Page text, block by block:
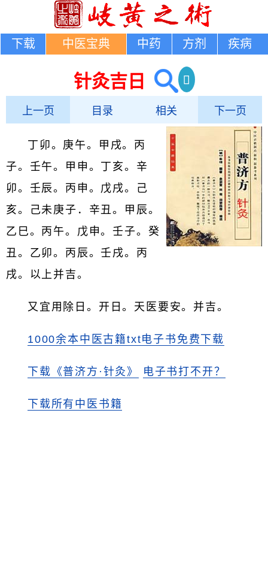
下载 中医宝典 中药 方剂 疾病
针灸吉日
上一页 目录 相关 下一页
丁卯。庚午。甲戌。丙
子。壬午。甲申。丁亥。辛
卯。壬辰。丙申。戊戌。己
亥。己未庚子．辛丑。甲辰。
乙巳。丙午。戊申。壬子。癸
丑。乙卯。丙辰。壬戌。丙
戌。以上并吉。
又宜用除日。开日。天医要安。并吉。
1000余本中医古籍txt电子书免费下载
下载《普济方·针灸》 电子书打不开？
下载所有中医书籍